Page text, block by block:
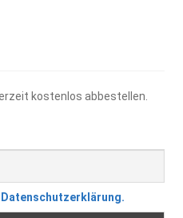
kostenlos abbestellen.